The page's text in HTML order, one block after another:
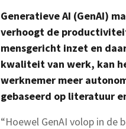
Generatieve AI (GenAI)
verhoogt de
mensgericht inzet en
kwaliteit van werk, kan
werknemer meer
gebaseerd op literatuur
“Hoewel GenAI volop in de